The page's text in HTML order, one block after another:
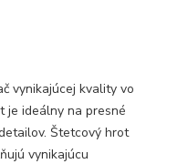
vynikajúcej kvality vo
je ideálny na presné
Štetcový hrot
vynikajúcu